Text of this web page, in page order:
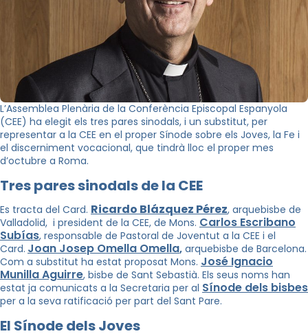
L’Assemblea Plenària de la Conferència Episcopal Espanyola
(CEE) ha elegit els tres pares sinodals, i un substitut, per
representar a la CEE en el proper Sínode sobre els Joves, la Fe i
el discerniment vocacional, que tindrà lloc el proper mes
d’octubre a Roma.
Tres pares sinodals de la CEE
Es tracta del Card. Ricardo Blázquez Pérez, arquebisbe de
Valladolid, i president de la CEE, de Mons. Carlos Escribano
Subías, responsable de Pastoral de Joventut a la CEE i el
Card. Joan Josep Omella Omella, arquebisbe de Barcelona.
Com a substitut ha estat proposat Mons. José Ignacio
Munilla Aguirre, bisbe de Sant Sebastià. Els seus noms han
estat ja comunicats a la Secretaria per al Sínode dels bisbes
per a la seva ratificació per part del Sant Pare.
El Sínode dels Joves